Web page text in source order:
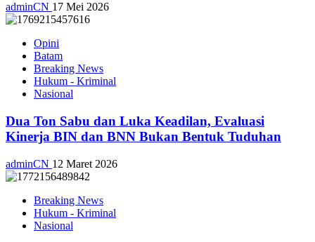
adminCN 17 Mei 2026
Opini
Batam
Breaking News
Hukum - Kriminal
Nasional
Dua Ton Sabu dan Luka Keadilan, Evaluasi
Kinerja BIN dan BNN Bukan Bentuk Tuduhan
adminCN 12 Maret 2026
Breaking News
Hukum - Kriminal
Nasional